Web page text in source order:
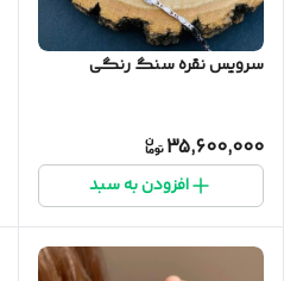
سرویس نقره سنگ رنگی
35,600,000
افزودن به سبد